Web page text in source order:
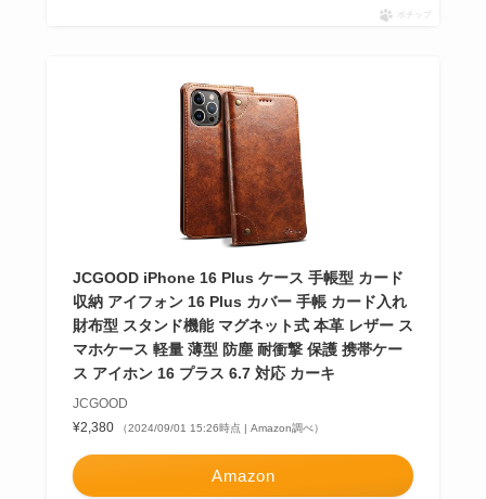
ポチップ
JCGOOD iPhone 16 Plus ケース 手帳型 カード
収納 アイフォン 16 Plus カバー 手帳 カード入れ
財布型 スタンド機能 マグネット式 本革 レザー ス
マホケース 軽量 薄型 防塵 耐衝撃 保護 携帯ケー
ス アイホン 16 プラス 6.7 対応 カーキ
JCGOOD
¥2,380
（2024/09/01 15:26時点 | Amazon調べ）
Amazon